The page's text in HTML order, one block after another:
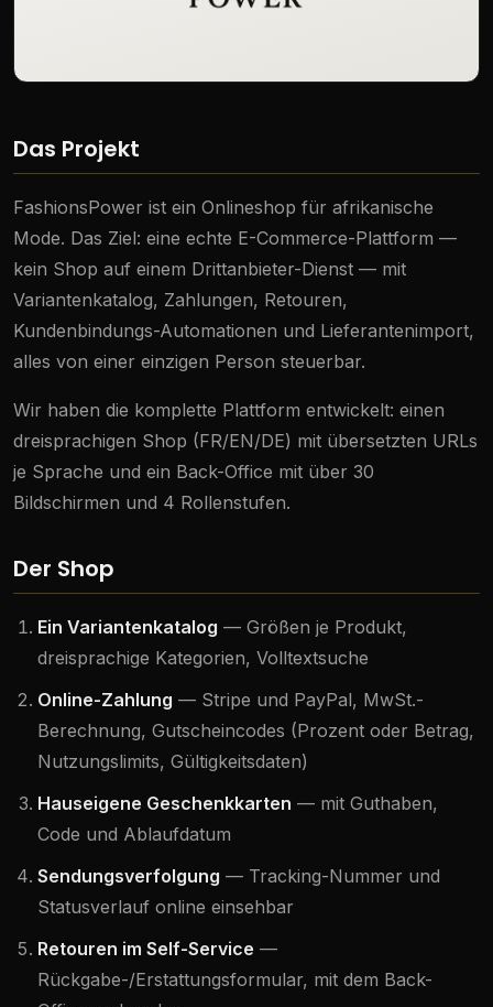
Das Projekt
FashionsPower ist ein Onlineshop für afrikanische
Mode. Das Ziel: eine echte E-Commerce-Plattform —
kein Shop auf einem Drittanbieter-Dienst — mit
Variantenkatalog, Zahlungen, Retouren,
Kundenbindungs-Automationen und Lieferantenimport,
alles von einer einzigen Person steuerbar.
Wir haben die komplette Plattform entwickelt: einen
dreisprachigen Shop (FR/EN/DE) mit übersetzten URLs
je Sprache und ein Back-Office mit über 30
Bildschirmen und 4 Rollenstufen.
Der Shop
Ein Variantenkatalog — Größen je Produkt,
dreisprachige Kategorien, Volltextsuche
Online-Zahlung — Stripe und PayPal, MwSt.-
Berechnung, Gutscheincodes (Prozent oder Betrag,
Nutzungslimits, Gültigkeitsdaten)
Hauseigene Geschenkkarten — mit Guthaben,
Code und Ablaufdatum
Sendungsverfolgung — Tracking-Nummer und
Statusverlauf online einsehbar
Retouren im Self-Service —
Rückgabe-/Erstattungsformular, mit dem Back-